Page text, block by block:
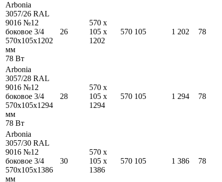
Arbonia
3057/26 RAL
9016 №12
боковое 3/4
570x105x1202
мм
78 Вт
26
570 x
105 x
1202
570 105 1 202 78
Arbonia
3057/28 RAL
9016 №12
боковое 3/4
570x105x1294
мм
78 Вт
28
570 x
105 x
1294
570 105 1 294 78
Arbonia
3057/30 RAL
9016 №12
боковое 3/4
570x105x1386
мм
30
570 x
105 x
1386
570 105 1 386 78